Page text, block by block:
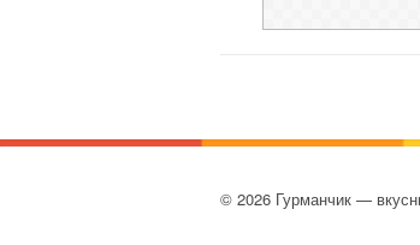
© 2026 Гурманчик —